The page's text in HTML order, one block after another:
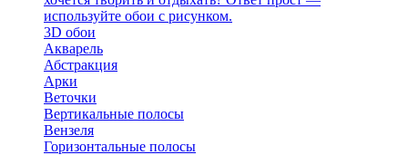
используйте обои с рисунком.
3D обои
Акварель
Абстракция
Арки
Веточки
Вертикальные полосы
Вензеля
Горизонтальные полосы